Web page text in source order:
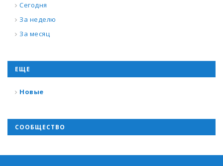
Сегодня
За неделю
За месяц
ЕЩЕ
Новые
СООБЩЕСТВО